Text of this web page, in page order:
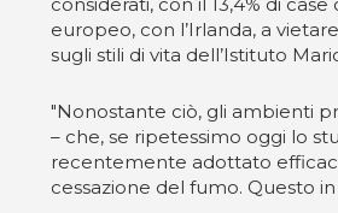
europeo, con l’Irlanda, a
sugli stili di vita dell’Istituto
"Nonostante ciò, gli ambienti
– che, se ripetessimo oggi lo
recentemente adottato
cessazione del fumo. Questo